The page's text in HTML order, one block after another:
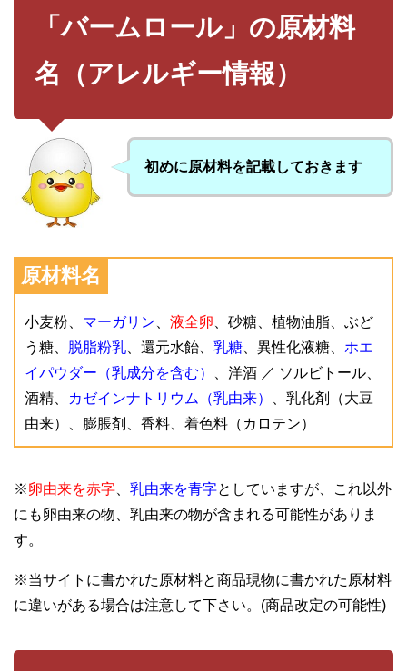
「バームロール」の原材料
名（アレルギー情報）
初めに原材料を記載しておきます
原材料名
小麦粉、 マーガリン 液全卵 、砂糖、植物油脂、ぶど
う糖、 脱脂粉乳 、還元水飴、 乳糖 、異性化液糖、 ホエ
イパウダー（乳成分を含む）
、洋酒 ／ ソルビトール、
酒精、
カゼインナトリウム（乳由来）
、乳化剤（大豆
由来）、膨脹剤、香料、着色料（カロテン）
※卵由来を赤字 乳由来を青字としていますが、これ以外
にも卵由来の物、乳由来の物が含まれる可能性がありま
す。
※当サイトに書かれた原材料と商品現物に書かれた原材料
に違いがある場合は注意して下さい。(商品改定の可能性)